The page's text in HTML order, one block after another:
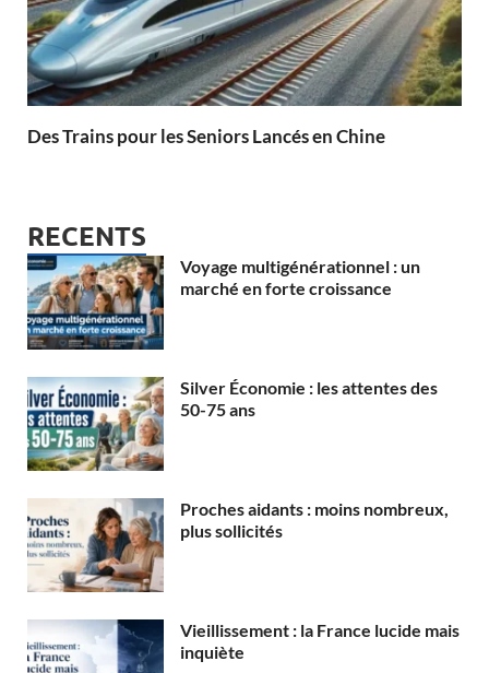
Des Trains pour les Seniors Lancés en Chine
RECENTS
Voyage multigénérationnel : un
marché en forte croissance
Silver Économie : les attentes des
50-75 ans
Proches aidants : moins nombreux,
plus sollicités
Vieillissement : la France lucide mais
inquiète